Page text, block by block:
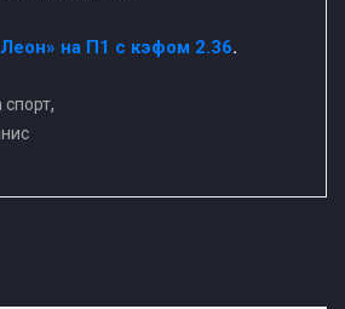
на П1 с кэфом 2.36.
спорт,